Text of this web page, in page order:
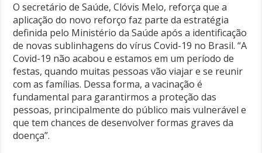
O secretário de Saúde, Clóvis Melo, reforça que a
aplicação do novo reforço faz parte da estratégia
definida pelo Ministério da Saúde após a identificação
de novas sublinhagens do vírus Covid-19 no Brasil. “A
Covid-19 não acabou e estamos em um período de
festas, quando muitas pessoas vão viajar e se reunir
com as famílias. Dessa forma, a vacinação é
fundamental para garantirmos a proteção das
pessoas, principalmente do público mais vulnerável e
que tem chances de desenvolver formas graves da
doença”.